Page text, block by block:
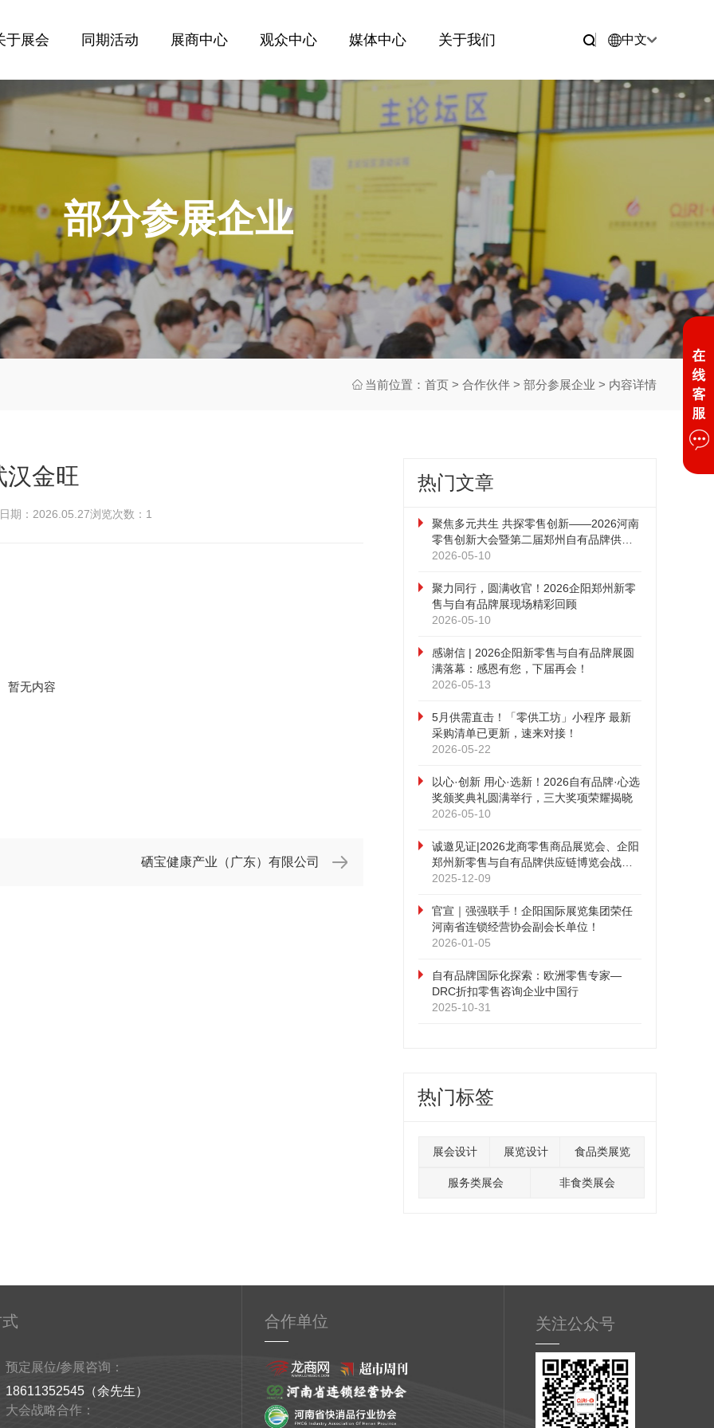
于展会 同期活动 展商中心 观众中心 媒体中心 关于我们 中文
部分参展企业
当前位置： 首页 > 合作伙伴 > 部分参展企业 > 内容详情
汉金旺
期：2026.05.27浏览次数： 1
暂无内容
硒宝健康产业（广东）有限公司
热门文章
聚焦多元共生 共探零售创新——2026河南
零售创新大会暨第二届郑州自有品牌供应
链大会圆满落幕
2026-05-10
聚力同行，圆满收官！2026企阳郑州新零
售与自有品牌展现场精彩回顾
2026-05-10
感谢信 | 2026企阳新零售与自有品牌展圆
满落幕：感恩有您，下届再会！
2026-05-13
5月供需直击！「零供工坊」小程序 最新
采购清单已更新，速来对接！
2026-05-22
以心·创新 用心·选新！2026自有品牌·心选
奖颁奖典礼圆满举行，三大奖项荣耀揭晓
2026-05-10
诚邀见证|2026龙商零售商品展览会、企阳
郑州新零售与自有品牌供应链博览会战略
合作发布会即将召开！
2025-12-09
官宣｜强强联手！企阳国际展览集团荣任
河南省连锁经营协会副会长单位！
2026-01-05
自有品牌国际化探索：欧洲零售专家—
DRC折扣零售咨询企业中国行
2025-10-31
热门标签
展会设计 展览设计 食品类展览
服务类展会 非食类展会
预定展位/参展咨询：
18611352545（余先生）
大会战略合作：
合作单位 关注公众号